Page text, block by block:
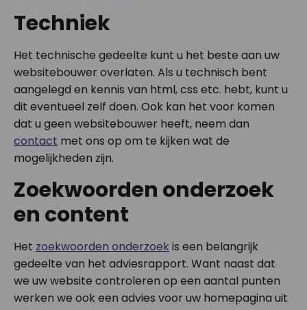
Techniek
Het technische gedeelte kunt u het beste aan uw
websitebouwer overlaten. Als u technisch bent
aangelegd en kennis van html, css etc. hebt, kunt u
dit eventueel zelf doen. Ook kan het voor komen
dat u geen websitebouwer heeft, neem dan
contact met ons op om te kijken wat de
mogelijkheden zijn.
Zoekwoorden onderzoek
en content
Het zoekwoorden onderzoek is een belangrijk
gedeelte van het adviesrapport. Want naast dat
we uw website controleren op een aantal punten
werken we ook een advies voor uw homepagina uit